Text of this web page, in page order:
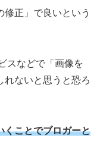
正」で良いという
スなどで「画像を
れないと思うと恐ろ
くことでブロガーと